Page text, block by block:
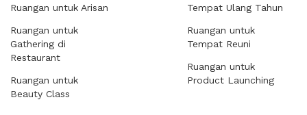
Ruangan untuk Arisan
Ruangan untuk
Gathering di
Restaurant
Ruangan untuk
Beauty Class
Tempat Ulang Tahun
Ruangan untuk
Tempat Reuni
Ruangan untuk
Product Launching